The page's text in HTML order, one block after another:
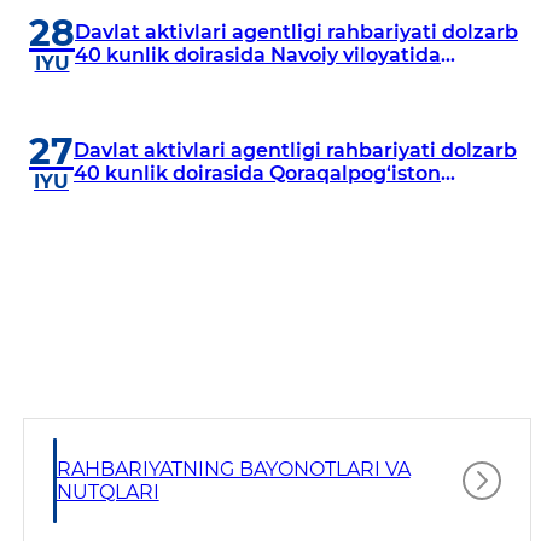
28
IYU
Davlat aktivlari agentligi rahbariyati dolzarb
40 kunlik doirasida Navoiy viloyatida
27
IYU
Davlat aktivlari agentligi rahbariyati dolzarb
40 kunlik doirasida Qoraqalpog‘iston
RAHBARIYATNING BAYONOTLARI VA
NUTQLARI